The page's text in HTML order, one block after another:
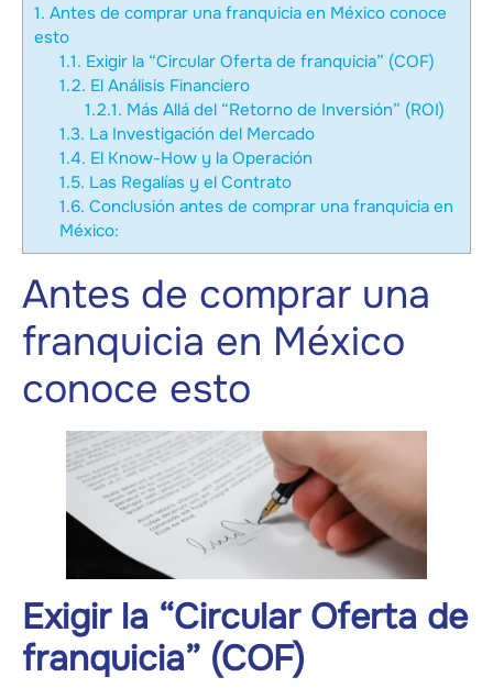
1. Antes de comprar una franquicia en México conoce
esto
1.1. Exigir la “Circular Oferta de franquicia” (COF)
1.2. El Análisis Financiero
1.2.1. Más Allá del “Retorno de Inversión” (ROI)
1.3. La Investigación del Mercado
1.4. El Know-How y la Operación
1.5. Las Regalías y el Contrato
1.6. Conclusión antes de comprar una franquicia en
México:
Antes de comprar una
franquicia en México
conoce esto
Exigir la “Circular Oferta de
franquicia” (COF)